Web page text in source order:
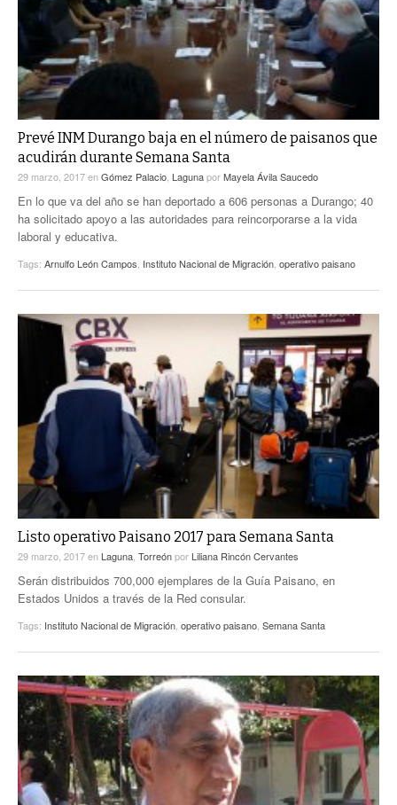
Prevé INM Durango baja en el número de paisanos que
acudirán durante Semana Santa
29 marzo, 2017enGómez Palacio, LagunaporMayela Ávila Saucedo
En lo que va del año se han deportado a 606 personas a Durango; 40
ha solicitado apoyo a las autoridades para reincorporarse a la vida
laboral y educativa.
Tags: Arnulfo León Campos, Instituto Nacional de Migración, operativo paisano
Listo operativo Paisano 2017 para Semana Santa
29 marzo, 2017en Laguna Torreónpor Liliana Rincón Cervantes
Serán distribuidos 700,000 ejemplares de la Guía Paisano, en
Estados Unidos a través de la Red consular.
Tags: Instituto Nacional de Migración operativo paisano Semana Santa